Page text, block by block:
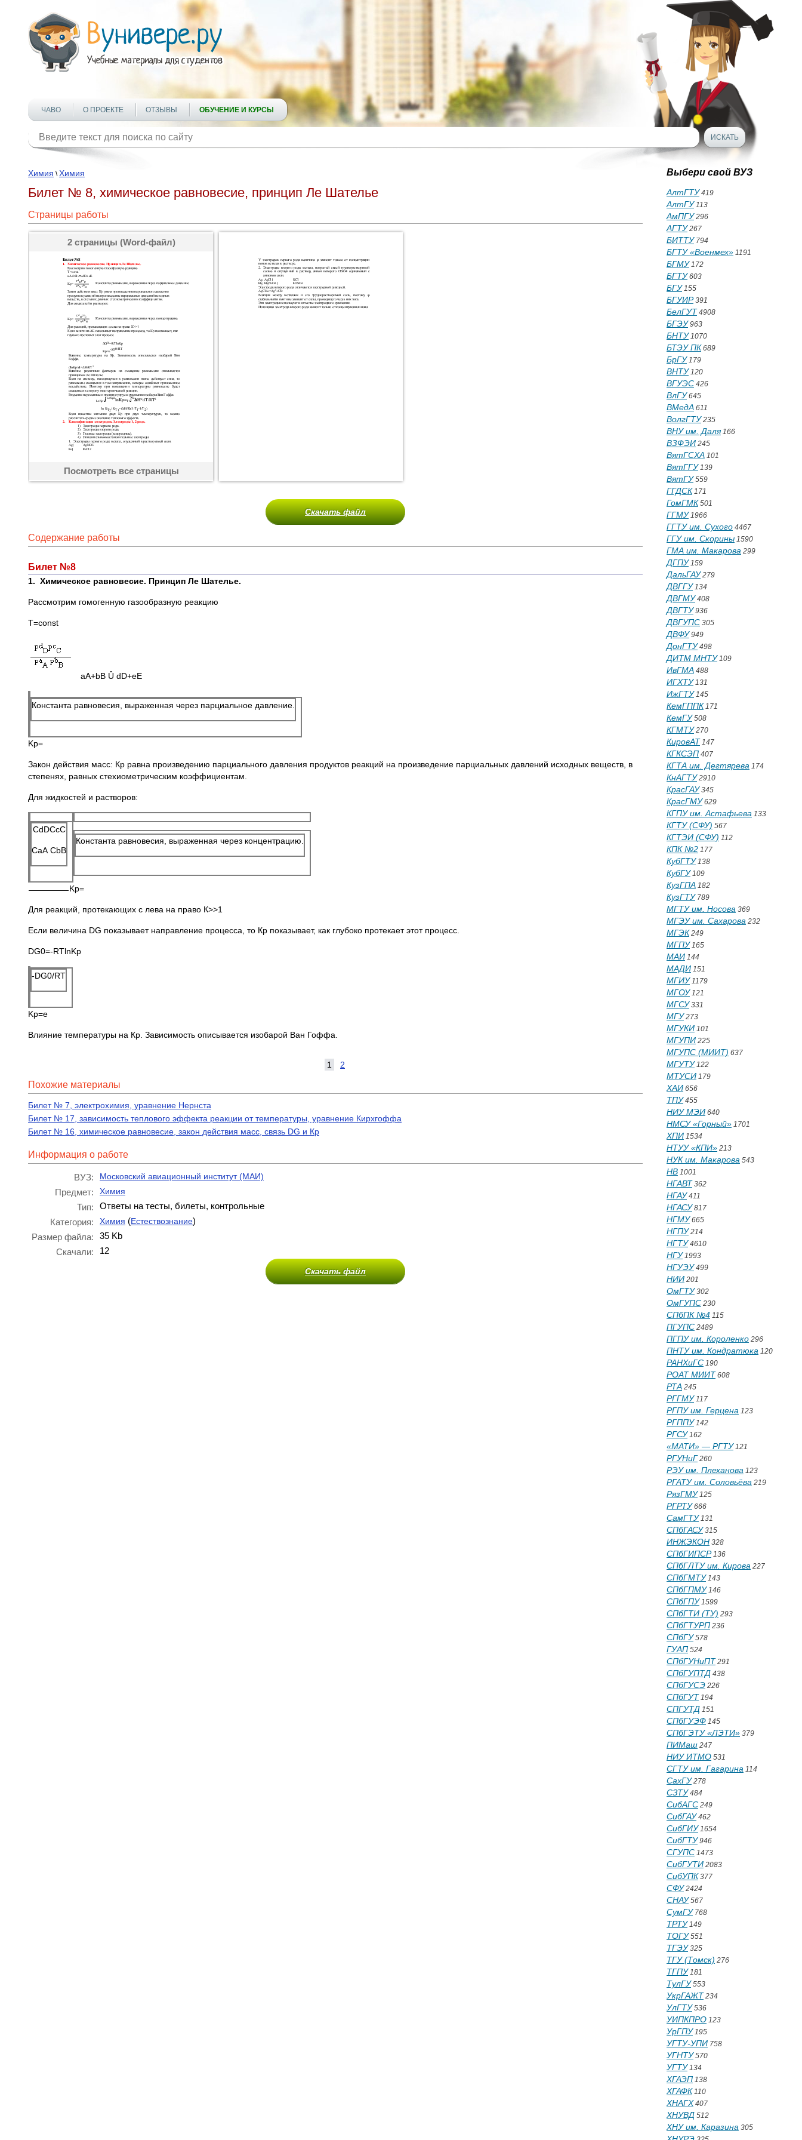
ЧАВО О ПРОЕКТЕ ОТЗЫВЫ ОБУЧЕНИЕ И КУРСЫ
Химия \Химия
Билет № 8, химическое равновесие, принцип Ле Шателье
Страницы работы
2 страницы (Word-файл)
Посмотреть все страницы
Скачать файл
Содержание работы
Билет №8
1. Химическое равновесие. Принцип Ле Шателье.
Рассмотрим гомогенную газообразную реакцию
T=const
aA+bB Û dD+eE
Константа равновесия, выраженная через парциальное давление.
Kp=
Закон действия масс: Кр равна произведению парциального давления продуктов реакций на произведение парциальных давлений исходных веществ, в
степенях, равных стехиометрическим коэффициентам.
Для жидкостей и растворов:
СdDСcC
СaA СbB
Константа равновесия, выраженная через концентрацию.
Kp=
Для реакций, протекающих с лева на право К>>1
Если величина DG показывает направление процесса, то Кр показывает, как глубоко протекает этот процесс.
DG0=-RTlnKp
-DG0/RT
Kp=e
Влияние температуры на Кр. Зависимость описывается изобарой Ван Гоффа.
1 2
Похожие материалы
Билет № 7, электрохимия, уравнение Нернста
Билет № 17, зависимость теплового эффекта реакции от температуры, уравнение Кирхгоффа
Билет № 16, химическое равновесие, закон действия масс, связь DG и Кр
Информация о работе
ВУЗ: Московский авиационный институт (МАИ)
Предмет: Химия
Тип:
Ответы на тесты, билеты, контрольные
Категория:
Химия (Естествознание)
Размер файла:
35 Kb
Скачали:
12
Скачать файл
Выбери свой ВУЗ
АлтГТУ419
АлтГУ113
АмПГУ296
АГТУ267
БИТТУ794
БГТУ «Военмех» 1191
БГМУ172
БГТУ603
БГУ155
БГУИР391
БелГУТ 4908
БГЭУ963
БНТУ1070
БТЭУ ПК 689
БрГУ179
ВНТУ120
ВГУЭС 426
ВлГУ645
ВМедА 611
ВолгГТУ235
ВНУ им. Даля166
ВЗФЭИ 245
ВятГСХА 101
ВятГГУ139
ВятГУ559
ГГДСК 171
ГомГМК 501
ГГМУ1966
ГГТУ им. Сухого 4467
ГГУ им. Скорины 1590
ГМА им. Макарова 299
ДГПУ159
ДальГАУ279
ДВГГУ134
ДВГМУ408
ДВГТУ936
ДВГУПС 305
ДВФУ949
ДонГТУ498
ДИТМ МНТУ109
ИвГМА 488
ИГХТУ131
ИжГТУ145
КемГППК 171
КемГУ508
КГМТУ270
КировАТ 147
КГКСЭП 407
КГТА им. Дегтярева 174
КнАГТУ2910
КрасГАУ345
КрасГМУ629
КГПУ им. Астафьева 133
КГТУ (СФУ) 567
КГТЭИ (СФУ) 112
КПК №2 177
КубГТУ138
КубГУ109
КузГПА 182
КузГТУ789
МГТУ им. Носова 369
МГЭУ им. Сахарова 232
МГЭК 249
МГПУ165
МАИ 144
МАДИ 151
МГИУ1179
МГОУ121
МГСУ331
МГУ273
МГУКИ 101
МГУПИ 225
МГУПС (МИИТ) 637
МГУТУ122
МТУСИ 179
ХАИ 656
ТПУ455
НИУ МЭИ 640
НМСУ «Горный» 1701
ХПИ 1534
НТУУ «КПИ» 213
НУК им. Макарова 543
НВ 1001
НГАВТ 362
НГАУ411
НГАСУ817
НГМУ665
НГПУ214
НГТУ4610
НГУ1993
НГУЭУ499
НИИ 201
ОмГТУ302
ОмГУПС 230
СПбПК №4 115
ПГУПС 2489
ПГПУ им. Короленко 296
ПНТУ им. Кондратюка 120
РАНХиГС 190
РОАТ МИИТ 608
РТА 245
РГГМУ117
РГПУ им. Герцена 123
РГППУ142
РГСУ162
«МАТИ» — РГТУ121
РГУНиГ 260
РЭУ им. Плеханова 123
РГАТУ им. Соловьёва 219
РязГМУ125
РГРТУ666
СамГТУ131
СПбГАСУ315
ИНЖЭКОН 328
СПбГИПСР136
СПбГЛТУ им. Кирова 227
СПбГМТУ143
СПбГПМУ146
СПбГПУ1599
СПбГТИ (ТУ) 293
СПбГТУРП 236
СПбГУ578
ГУАП 524
СПбГУНиПТ 291
СПбГУПТД 438
СПбГУСЭ 226
СПбГУТ 194
СПГУТД 151
СПбГУЭФ 145
СПбГЭТУ «ЛЭТИ» 379
ПИМаш 247
НИУ ИТМО 531
СГТУ им. Гагарина 114
СахГУ278
СЗТУ484
СибАГС 249
СибГАУ462
СибГИУ1654
СибГТУ946
СГУПС 1473
СибГУТИ 2083
СибУПК 377
СФУ2424
СНАУ567
СумГУ768
ТРТУ149
ТОГУ551
ТГЭУ325
ТГУ (Томск) 276
ТГПУ181
ТулГУ553
УкрГАЖТ 234
УлГТУ536
УИПКПРО 123
УрГПУ195
УГТУ-УПИ 758
УГНТУ570
УГТУ134
ХГАЭП 138
ХГАФК 110
ХНАГХ 407
ХНУВД 512
ХНУ им. Каразина 305